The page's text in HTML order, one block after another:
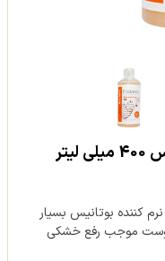
کننده بوتانیس بسیار
موجب رفع خشکی